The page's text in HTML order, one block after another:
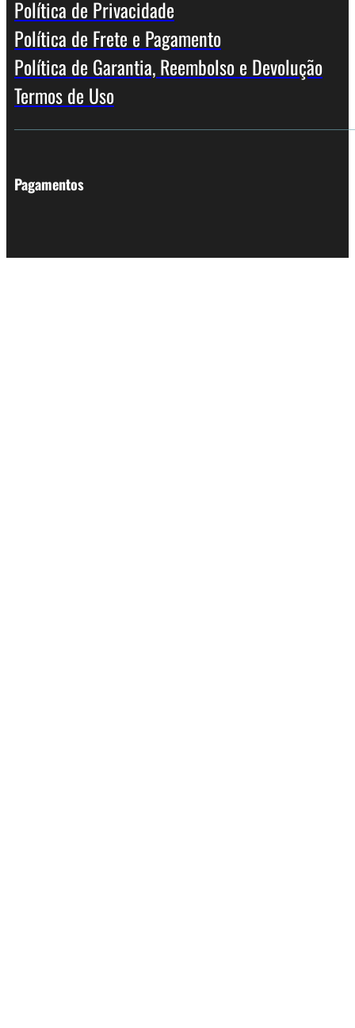
Política de Privacidade
Política de Frete e Pagamento
Política de Garantia, Reembolso e Devolução
Termos de Uso
Pagamentos